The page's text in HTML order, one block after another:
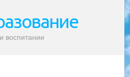
воспитании